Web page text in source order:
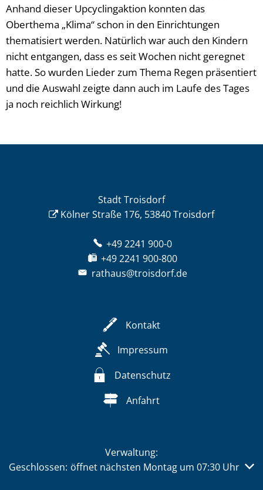
Anhand dieser Upcyclingaktion konnten das
Oberthema „Klima“ schon in den Einrichtungen
thematisiert werden. Natürlich war auch den Kindern
nicht entgangen, dass es seit Wochen nicht geregnet
hatte. So wurden Lieder zum Thema Regen präsentiert
und die Auswahl zeigte dann auch im Laufe des Tages
ja noch reichlich Wirkung!
Stadt Troisdorf
Kölner Straße 176, 53840 Troisdorf
+49 2241 900-0
+49 2241 900-800
rathaus@troisdorf.de
Kontakt
Impressum
Datenschutz
Anfahrt
Verwaltung:
Klicken, um weitere Öffnungs- oder Schließzeiten
Geschlossen: öffnet nächsten Montag um 07:30 Uhr